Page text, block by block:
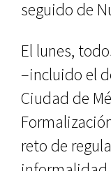
seguido de
El lunes,
–incluido el
Ciudad de
reto de